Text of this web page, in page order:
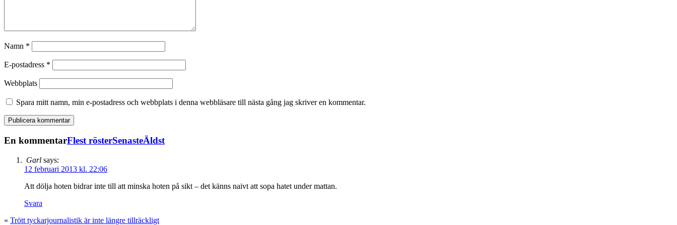
Namn *
E-postadress *
Webbplats
Spara mitt namn, min e-postadress och webbplats i denna webbläsare till nästa gång jag skriver en kommentar.
En kommentarFlest rösterSenasteÄldst
Garl says:
12 februari 2013 kl. 22:06
Att dölja hoten bidrar inte till att minska hoten på sikt – det känns naivt att sopa hatet under mattan.
Svara
« Trött tyckarjournalistik är inte längre tillräckligt